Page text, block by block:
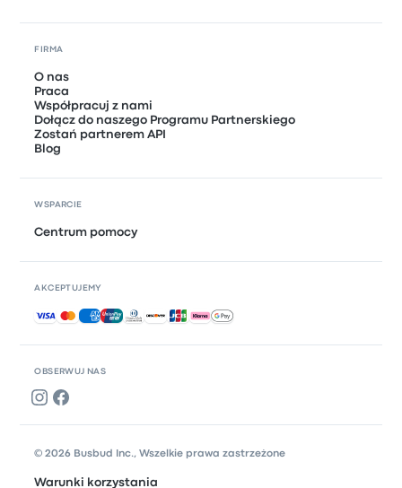
OBSERWUJ NAS
FIRMA
O nas
Praca
Współpracuj z nami
Dołącz do naszego Programu Partnerskiego
Zostań partnerem API
Blog
WSPARCIE
Centrum pomocy
AKCEPTUJEMY
Akceptowane płatności
© 2026 Busbud Inc., Wszelkie prawa zastrzeżone
Warunki korzystania